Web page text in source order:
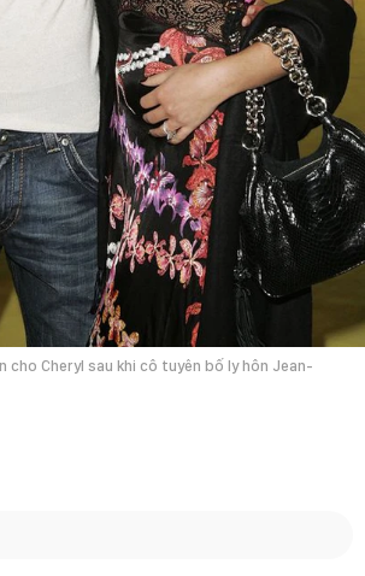
cho Cheryl sau khi cô tuyên bố ly hôn Jean-